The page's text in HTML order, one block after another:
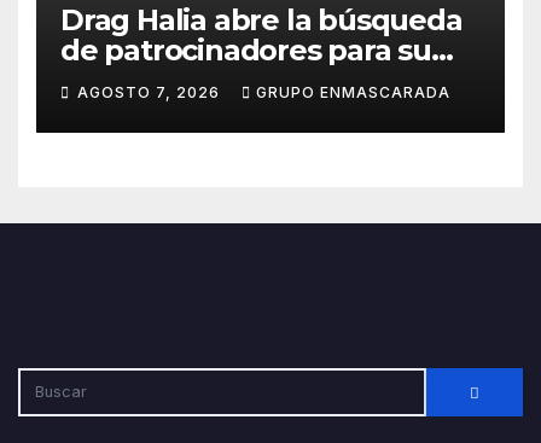
Drag Halia abre la búsqueda
de patrocinadores para su
participación en el Carnaval
de Las Palmas de Gran
Canaria 2027
AGOSTO 7, 2026 GRUPO ENMASCARADA